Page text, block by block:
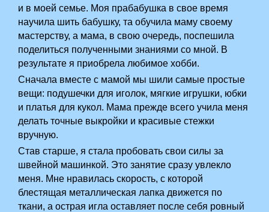
и в моей семье. Моя прабабушка в свое время
научила шить бабушку, та обучила маму своему
мастерству, а мама, в свою очередь, поспешила
поделиться полученными знаниями со мной. В
результате я приобрела любимое хобби.
Сначала вместе с мамой мы шили самые простые
вещи: подушечки для иголок, мягкие игрушки, юбки
и платья для кукол. Мама прежде всего учила меня
делать точные выкройки и красивые стежки
вручную.
Став старше, я стала пробовать свои силы за
швейной машинкой. Это занятие сразу увлекло
меня. Мне нравилась скорость, с которой
блестящая металлическая лапка движется по
ткани, а острая игла оставляет после себя ровный